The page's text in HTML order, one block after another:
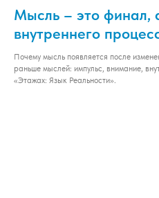
Мысль – это финал,
внутреннего
Почему мысль появляется после
раньше мыслей: импульс, внимание,
«Этажах: Язык Реальности».